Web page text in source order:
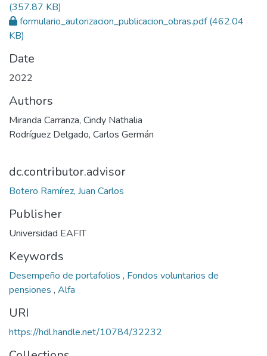
(357.87 KB)
formulario_autorizacion_publicacion_obras.pdf(462.04
KB)
Date
2022
Authors
Miranda Carranza, Cindy Nathalia
Rodríguez Delgado, Carlos Germán
dc.contributor.advisor
Botero Ramírez, Juan Carlos
Publisher
Universidad EAFIT
Keywords
Desempeño de portafolios , Fondos voluntarios de
pensiones , Alfa
URI
https://hdl.handle.net/10784/32232